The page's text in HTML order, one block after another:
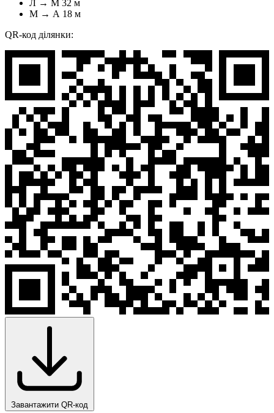
Л → М 32 м
М → А 18 м
QR-код ділянки:
Завантажити QR-код